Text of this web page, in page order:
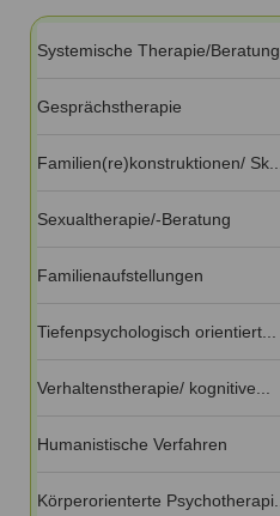
Veranstaltungen
Ausbildungsinstitute
Fortbildungen
Anmelden
Systemische Therapie/Beratung
Gesprächstherapie
Familien(re)konstruktionen/ Sk...
Sexualtherapie/-Beratung
Familienaufstellungen
Tiefenpsychologisch orientiert...
Verhaltenstherapie/ kognitive...
Humanistische Verfahren
Körperorienterte Psychotherapi...